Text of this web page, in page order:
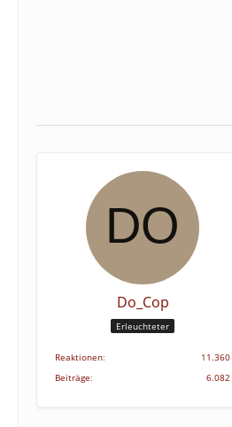
Do_Cop
Erleuchteter
Reaktionen
11.360
Beiträge
6.082